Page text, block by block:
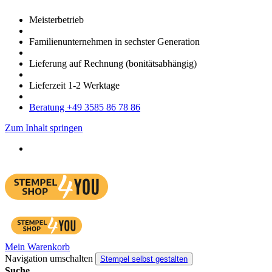
Meister­betrieb
Familien­unter­nehmen in sechster Gene­ration
Lieferung auf Rech­nung (bonitätsabhängig)
Liefer­zeit 1-2 Werk­tage
Bera­tung +49 3585 86 78 86
Zum Inhalt springen
Mein Warenkorb
Navigation umschalten
Stempel selbst gestalten